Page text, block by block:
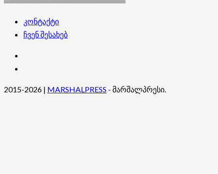
კონტაქტი
ჩვენ შესახებ
2015-2026 | MARSHALPRESS - მარშალპრესი.